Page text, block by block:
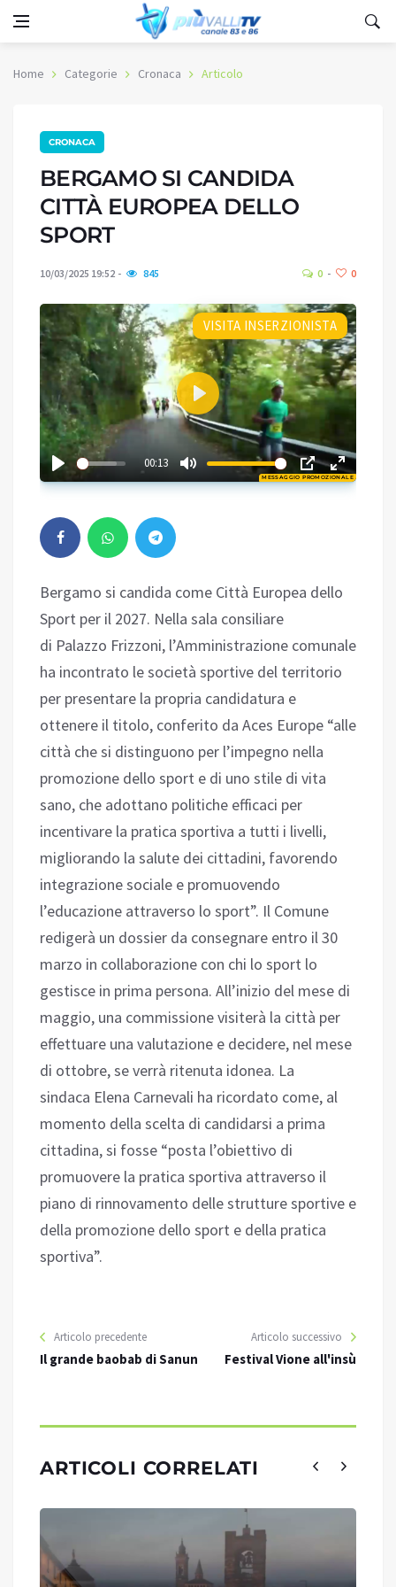
Home Categorie Cronaca Articolo
CRONACA
BERGAMO SI CANDIDA
CITTÀ EUROPEA DELLO
SPORT
10/03/2025 19:52 845 0 0
MESSAGGIO PROMOZIONALE
VISITA INSERZIONISTA
00:13
Play
02:35
Bergamo si candida come Città Europea dello
Sport per il 2027. Nella sala consiliare
di Palazzo Frizzoni, l’Amministrazione comunale
ha incontrato le società sportive del territorio
per presentare la propria candidatura e
ottenere il titolo, conferito da Aces Europe “alle
città che si distinguono per l’impegno nella
promozione dello sport e di uno stile di vita
sano, che adottano politiche efficaci per
incentivare la pratica sportiva a tutti i livelli,
migliorando la salute dei cittadini, favorendo
integrazione sociale e promuovendo
l’educazione attraverso lo sport”. Il Comune
redigerà un dossier da consegnare entro il 30
marzo in collaborazione con chi lo sport lo
gestisce in prima persona. All’inizio del mese di
maggio, una commissione visiterà la città per
effettuare una valutazione e decidere, nel mese
di ottobre, se verrà ritenuta idonea. La
sindaca Elena Carnevali ha ricordato come, al
momento della scelta di candidarsi a prima
cittadina, si fosse “posta l’obiettivo di
promuovere la pratica sportiva attraverso il
piano di rinnovamento delle strutture sportive e
della promozione dello sport e della pratica
sportiva”.
Articolo precedente
Il grande baobab di Sanun
Articolo successivo
Festival Vione all'insù
ARTICOLI CORRELATI